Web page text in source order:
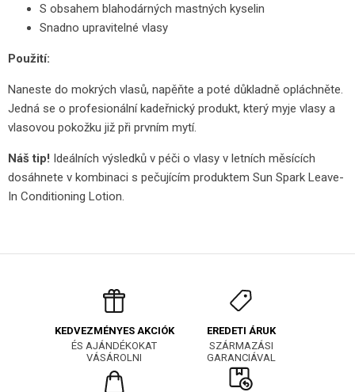
S obsahem blahodárných mastných kyselin
Snadno upravitelné vlasy
Použití:
Naneste do mokrých vlasů, napěňte a poté důkladně opláchněte.
Jedná se o profesionální kadeřnický produkt, který myje vlasy a
vlasovou pokožku již při prvním mytí.
Náš tip! Ideálních výsledků v péči o vlasy v letních měsících
dosáhnete v kombinaci s pečujícím produktem Sun Spark Leave-
In Conditioning Lotion.
KEDVEZMÉNYES AKCIÓK
ÉS AJÁNDÉKOKAT
VÁSÁROLNI
EREDETI ÁRUK
SZÁRMAZÁSI
GARANCIÁVAL